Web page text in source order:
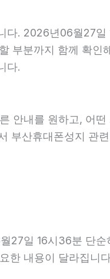
. 2026년06월27
부분까지 함께 확
다.
안내를 원하고, 어
산휴대폰성지 관
일 16시36분 단
내용이 달라집니